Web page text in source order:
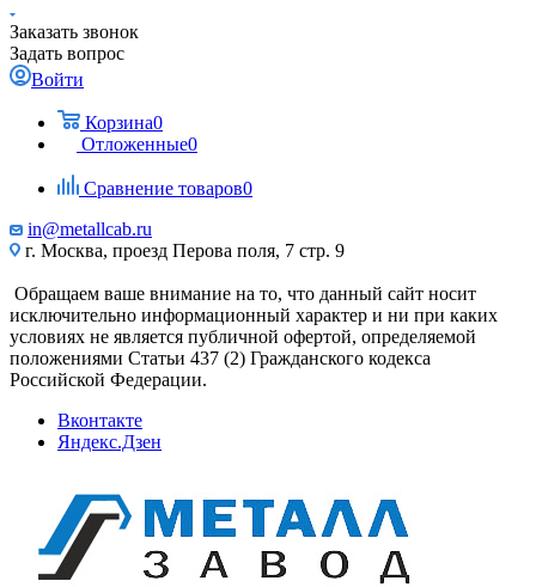
Заказать звонок
Задать вопрос
Войти
Корзина0
Отложенные0
Сравнение товаров0
in@metallcab.ru
г. Москва, проезд Перова поля, 7 стр. 9
Обращаем ваше внимание на то, что данный сайт носит
исключительно информационный характер и ни при каких
условиях не является публичной офертой, определяемой
положениями Статьи 437 (2) Гражданского кодекса
Российской Федерации.
Вконтакте
Яндекс.Дзен